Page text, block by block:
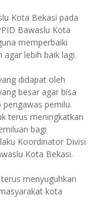
Kota Bekasi pada
Bawaslu Kota
memperbaiki
lebih baik lagi.
didapat oleh
besar agar bisa
pemilu.
terus meningkatkan
bagi
Koordinator Divisi
Kota Bekasi.
menyuguhkan
kota